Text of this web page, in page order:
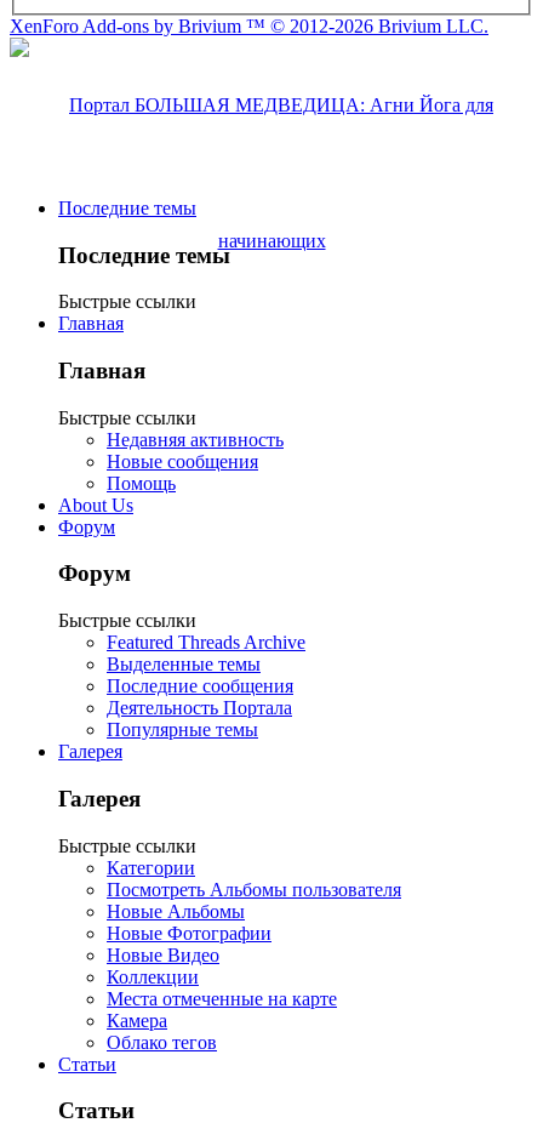
XenForo Add-ons by Brivium ™ © 2012-2026 Brivium LLC.
Последние темы
Последние темы
Быстрые ссылки
Главная
Главная
Быстрые ссылки
Недавняя активность
Новые сообщения
Помощь
About Us
Форум
Форум
Быстрые ссылки
Featured Threads Archive
Выделенные темы
Последние сообщения
Деятельность Портала
Популярные темы
Галерея
Галерея
Быстрые ссылки
Категории
Посмотреть Альбомы пользователя
Новые Альбомы
Новые Фотографии
Новые Видео
Коллекции
Места отмеченные на карте
Камера
Облако тегов
Статьи
Статьи